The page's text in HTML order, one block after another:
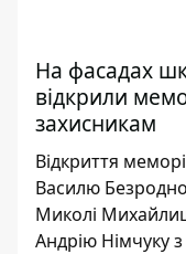
На фасадах
відкрили
захисникам
Відкриття
Василю
Миколі
Андрію Німчуку